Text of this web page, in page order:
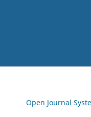
Open Journal